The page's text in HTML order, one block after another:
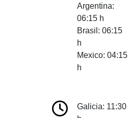
Argentina:
06:15 h
Brasil: 06:15
h
Mexico: 04:15
h
Galicia: 11:30